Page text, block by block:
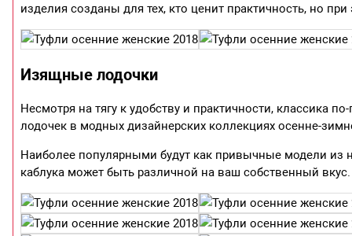
изделия созданы для тех, кто ценит практичность, но
Изящные лодочки
Несмотря на тягу к удобству и практичности, классика
лодочек в модных дизайнерских коллекциях осенне-
Наиболее популярными будут как привычные модели из
каблука может быть различной на ваш собственный